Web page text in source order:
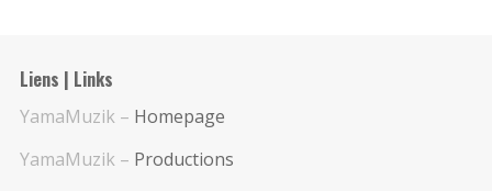
Liens | Links
YamaMuzik – Homepage
YamaMuzik – Productions